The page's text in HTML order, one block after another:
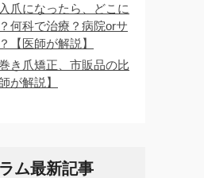
爪になったら、どこに
何科で治療？病院orサ
【医師が解説】
き爪矯正、市販品の比
が解説】
ム最新記事